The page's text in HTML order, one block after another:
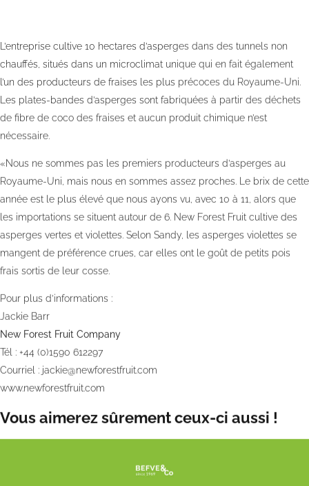
L’entreprise cultive 10 hectares d’asperges dans des tunnels non
chauffés, situés dans un microclimat unique qui en fait également
l’un des producteurs de fraises les plus précoces du Royaume-Uni.
Les plates-bandes d’asperges sont fabriquées à partir des déchets
de fibre de coco des fraises et aucun produit chimique n’est
nécessaire.
«Nous ne sommes pas les premiers producteurs d’asperges au
Royaume-Uni, mais nous en sommes assez proches. Le brix de cette
année est le plus élevé que nous ayons vu, avec 10 à 11, alors que
les importations se situent autour de 6. New Forest Fruit cultive des
asperges vertes et violettes. Selon Sandy, les asperges violettes se
mangent de préférence crues, car elles ont le goût de petits pois
frais sortis de leur cosse.
Pour plus d’informations :
Jackie Barr
New Forest Fruit Company
Tél : +44 (0)1590 612297
Courriel : jackie@newforestfruit.com
www.newforestfruit.com
Vous aimerez sûrement ceux-ci aussi !